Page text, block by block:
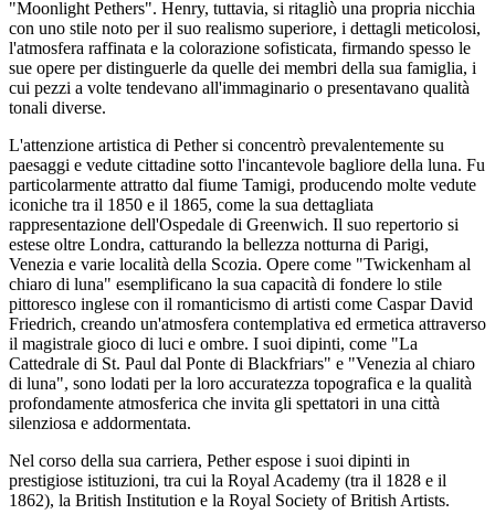
"Moonlight Pethers". Henry, tuttavia, si ritagliò una propria nicchia
con uno stile noto per il suo realismo superiore, i dettagli meticolosi,
l'atmosfera raffinata e la colorazione sofisticata, firmando spesso le
sue opere per distinguerle da quelle dei membri della sua famiglia, i
cui pezzi a volte tendevano all'immaginario o presentavano qualità
tonali diverse.
L'attenzione artistica di Pether si concentrò prevalentemente su
paesaggi e vedute cittadine sotto l'incantevole bagliore della luna. Fu
particolarmente attratto dal fiume Tamigi, producendo molte vedute
iconiche tra il 1850 e il 1865, come la sua dettagliata
rappresentazione dell'Ospedale di Greenwich. Il suo repertorio si
estese oltre Londra, catturando la bellezza notturna di Parigi,
Venezia e varie località della Scozia. Opere come "Twickenham al
chiaro di luna" esemplificano la sua capacità di fondere lo stile
pittoresco inglese con il romanticismo di artisti come Caspar David
Friedrich, creando un'atmosfera contemplativa ed ermetica attraverso
il magistrale gioco di luci e ombre. I suoi dipinti, come "La
Cattedrale di St. Paul dal Ponte di Blackfriars" e "Venezia al chiaro
di luna", sono lodati per la loro accuratezza topografica e la qualità
profondamente atmosferica che invita gli spettatori in una città
silenziosa e addormentata.
Nel corso della sua carriera, Pether espose i suoi dipinti in
prestigiose istituzioni, tra cui la Royal Academy (tra il 1828 e il
1862), la British Institution e la Royal Society of British Artists.